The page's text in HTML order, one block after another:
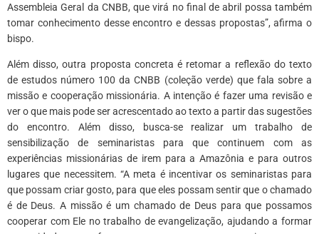
Assembleia Geral da CNBB, que virá no final de abril possa também
tomar conhecimento desse encontro e dessas propostas”, afirma o
bispo.
Além disso, outra proposta concreta é retomar a reflexão do texto
de estudos número 100 da CNBB (coleção verde) que fala sobre a
missão e cooperação missionária. A intenção é fazer uma revisão e
ver o que mais pode ser acrescentado ao texto a partir das sugestões
do encontro. Além disso, busca-se realizar um trabalho de
sensibilização de seminaristas para que continuem com as
experiências missionárias de irem para a Amazônia e para outros
lugares que necessitem. “A meta é incentivar os seminaristas para
que possam criar gosto, para que eles possam sentir que o chamado
é de Deus. A missão é um chamado de Deus para que possamos
cooperar com Ele no trabalho de evangelização, ajudando a formar